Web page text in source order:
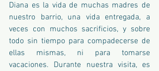
Diana es la vida de muchas madres de
nuestro barrio, una vida entregada, a
veces con muchos sacrificios, y sobre
todo sin tiempo para compadecerse de
ellas mismas, ni para tomarse
vacaciones. Durante nuestra visita, es